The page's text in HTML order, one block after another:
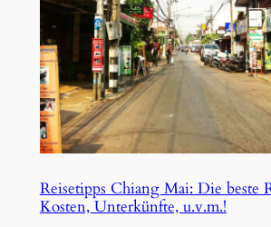
Reisetipps Chiang Mai: Die beste
Kosten, Unterkünfte, u.v.m.!